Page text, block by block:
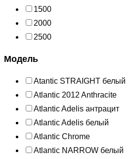
1500
2000
2500
Модель
Atantic STRAIGHT белый
Atlantic 2012 Anthracite
Atlantic Adelis антрацит
Atlantic Adelis белый
Atlantic Chrome
Atlantic NARROW белый